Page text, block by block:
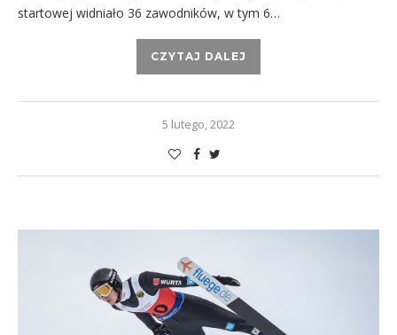
startowej widniało 36 zawodników, w tym 6…
CZYTAJ DALEJ
5 lutego, 2022